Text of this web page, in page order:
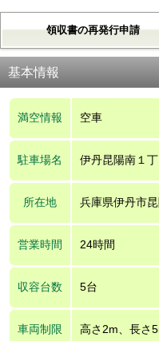
領収書の再発行申請
基本情報
満空情報 空車
駐車場名 伊丹昆陽南１丁
所在地 兵庫県伊丹市
営業時間 24時間
収容台数 5台
車両制限 高さ2m、長さ